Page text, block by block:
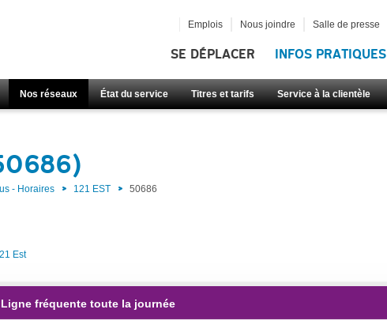
SE DÉPLACER INFOS PRATIQUES
Nos réseaux État du service Titres et tarifs Service à la clientèle
Emplois Nous joindre Salle de presse
- Horaires 121 EST 50686
Est
Ligne fréquente toute la journée